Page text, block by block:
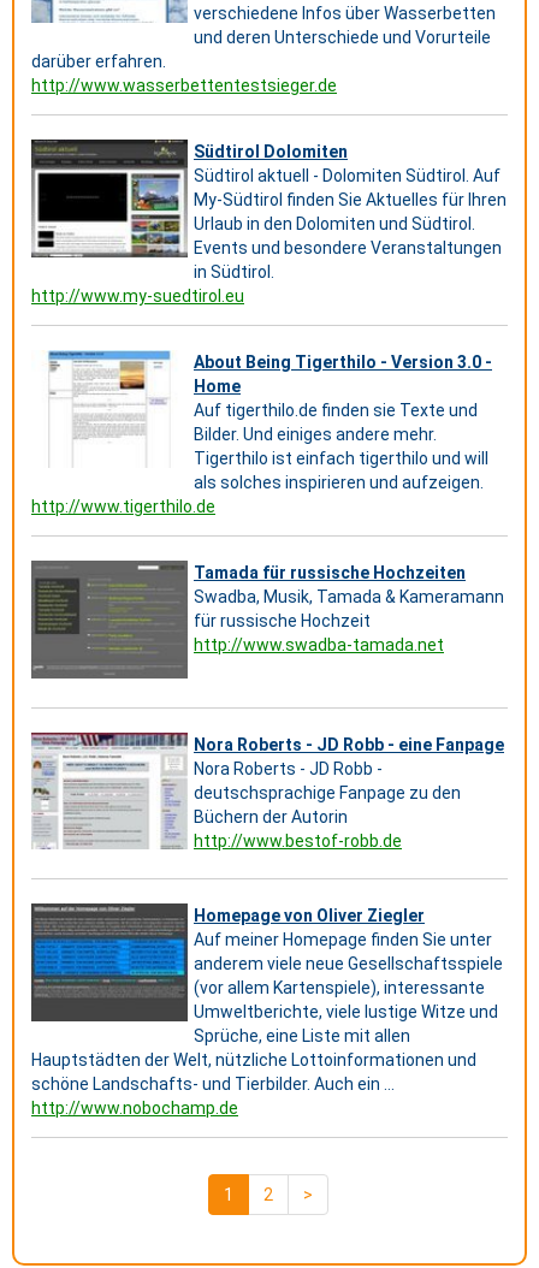
verschiedene Infos über Wasserbetten
und deren Unterschiede und Vorurteile
darüber erfahren.
http://www.wasserbettentestsieger.de
Südtirol Dolomiten
Südtirol aktuell - Dolomiten Südtirol. Auf
My-Südtirol finden Sie Aktuelles für Ihren
Urlaub in den Dolomiten und Südtirol.
Events und besondere Veranstaltungen
in Südtirol.
http://www.my-suedtirol.eu
About Being Tigerthilo - Version 3.0 -
Home
Auf tigerthilo.de finden sie Texte und
Bilder. Und einiges andere mehr.
Tigerthilo ist einfach tigerthilo und will
als solches inspirieren und aufzeigen.
http://www.tigerthilo.de
Tamada für russische Hochzeiten
Swadba, Musik, Tamada & Kameramann
für russische Hochzeit
http://www.swadba-tamada.net
Nora Roberts - JD Robb - eine Fanpage
Nora Roberts - JD Robb -
deutschsprachige Fanpage zu den
Büchern der Autorin
http://www.bestof-robb.de
Homepage von Oliver Ziegler
Auf meiner Homepage finden Sie unter
anderem viele neue Gesellschaftsspiele
(vor allem Kartenspiele), interessante
Umweltberichte, viele lustige Witze und
Sprüche, eine Liste mit allen
Hauptstädten der Welt, nützliche Lottoinformationen und
schöne Landschafts- und Tierbilder. Auch ein ...
http://www.nobochamp.de
1 2 >